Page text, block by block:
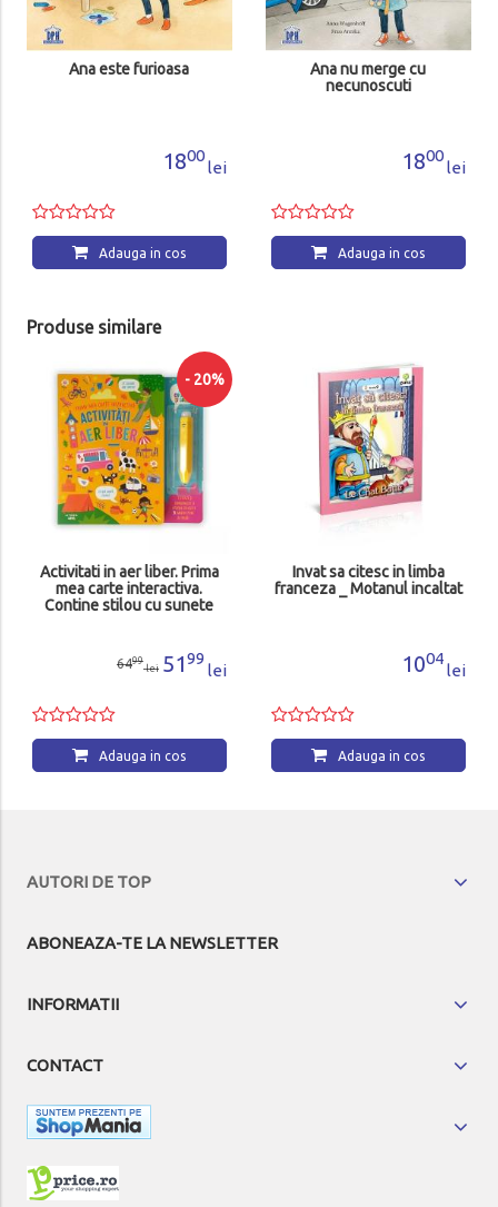
Ana este furioasa
1800
lei
Adauga in cos
Ana nu merge cu
necunoscuti
1800
lei
Adauga in cos
Produse similare
- 20%
Activitati in aer liber. Prima
mea carte interactiva.
Contine stilou cu sunete
6499
lei 5199
lei
Adauga in cos
Invat sa citesc in limba
franceza _ Motanul incaltat
1004
lei
Adauga in cos
AUTORI DE TOP
ABONEAZA-TE LA NEWSLETTER
INFORMATII
CONTACT